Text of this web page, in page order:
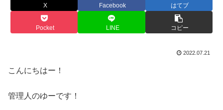
X Facebook はてブ
Pocket LINE コピー
2022.07.21
こんにちはー！
管理人のゆーです！